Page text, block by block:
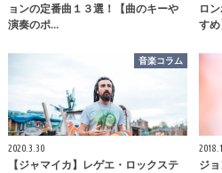
ョンの定番曲１３選！【曲のキーや
演奏のポ…
ロ
すめ
音楽コラム
2020.3.30
【ジャマイカ】レゲエ・ロックステ
ジ